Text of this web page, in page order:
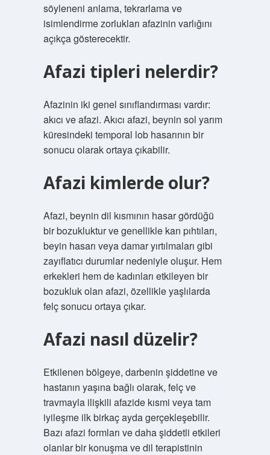
söyleneni anlama, tekrarlama ve
isimlendirme zorlukları afazinin varlığını
açıkça gösterecektir.
Afazi tipleri nelerdir?
Afazinin iki genel sınıflandırması vardır:
akıcı ve afazi. Akıcı afazi, beynin sol yarım
küresindeki temporal lob hasarının bir
sonucu olarak ortaya çıkabilir.
Afazi kimlerde olur?
Afazi, beynin dil kısmının hasar gördüğü
bir bozukluktur ve genellikle kan pıhtıları,
beyin hasarı veya damar yırtılmaları gibi
zayıflatıcı durumlar nedeniyle oluşur. Hem
erkekleri hem de kadınları etkileyen bir
bozukluk olan afazi, özellikle yaşlılarda
felç sonucu ortaya çıkar.
Afazi nasıl düzelir?
Etkilenen bölgeye, darbenin şiddetine ve
hastanın yaşına bağlı olarak, felç ve
travmayla ilişkili afazide kısmi veya tam
iyileşme ilk birkaç ayda gerçekleşebilir.
Bazı afazi formları ve daha şiddetli etkileri
olanlar bir konuşma ve dil terapistinin